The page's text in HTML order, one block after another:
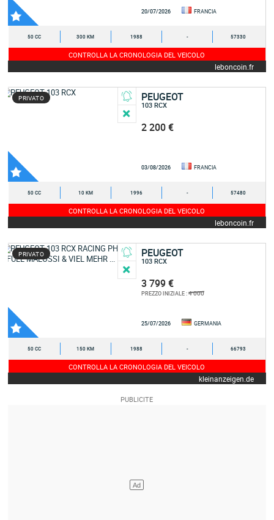
20/07/2026 FRANCIA
50 CC 300 KM 1988 - 57330
CONTROLLA LA CRONOLOGIA DEL VEICOLO
leboncoin.fr
PRIVATO PEUGEOT
103 RCX
2 200 €
03/08/2026 FRANCIA
50 CC 10 KM 1996 - 57480
CONTROLLA LA CRONOLOGIA DEL VEICOLO
leboncoin.fr
PRIVATO PEUGEOT
103 RCX
3 799 €
PREZZO INIZIALE :4 000
25/07/2026 GERMANIA
50 CC 150 KM 1988 - 66793
CONTROLLA LA CRONOLOGIA DEL VEICOLO
kleinanzeigen.de